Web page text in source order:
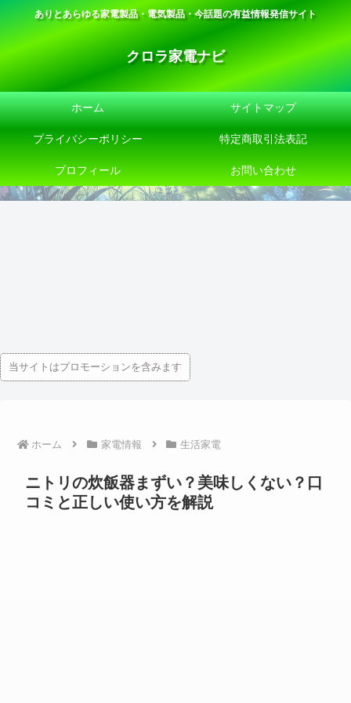
ありとあらゆる家電製品・電気製品・今話題の有益情報発信サイト
クロラ家電ナビ
ホーム サイトマップ
プライバシーポリシー 特定商取引法表記
プロフィール お問い合わせ
当サイトはプロモーションを含みます
ホーム 家電情報 生活家電
ニトリの炊飯器まずい？美味しくない？口
コミと正しい使い方を解説